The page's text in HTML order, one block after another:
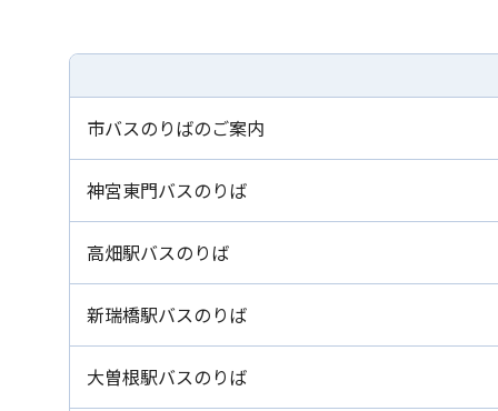
市バスのりばのご案内
神宮東門バスのりば
高畑駅バスのりば
新瑞橋駅バスのりば
大曽根駅バスのりば